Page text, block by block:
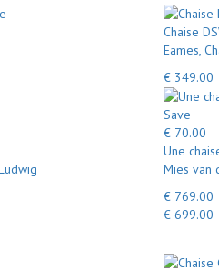
Chaise
Eames,
€ 349.00
Save
€ 70.00
Une
Mies van
€ 769.00
€ 699.00